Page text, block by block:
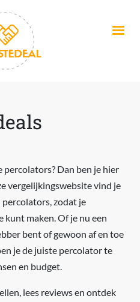
percolators? Dan ben je hier
vergelijkingswebsite vind je
zodat je
kunt maken. Of je nu een
bent of gewoon af en toe
je de juiste percolator te
en budget.
lees reviews en ontdek